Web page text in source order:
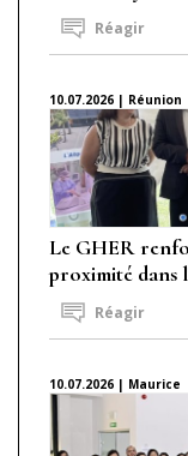
Réagir
10.07.2026 | Réunion
Le GHER
proximité dans
Réagir
10.07.2026 | Maurice